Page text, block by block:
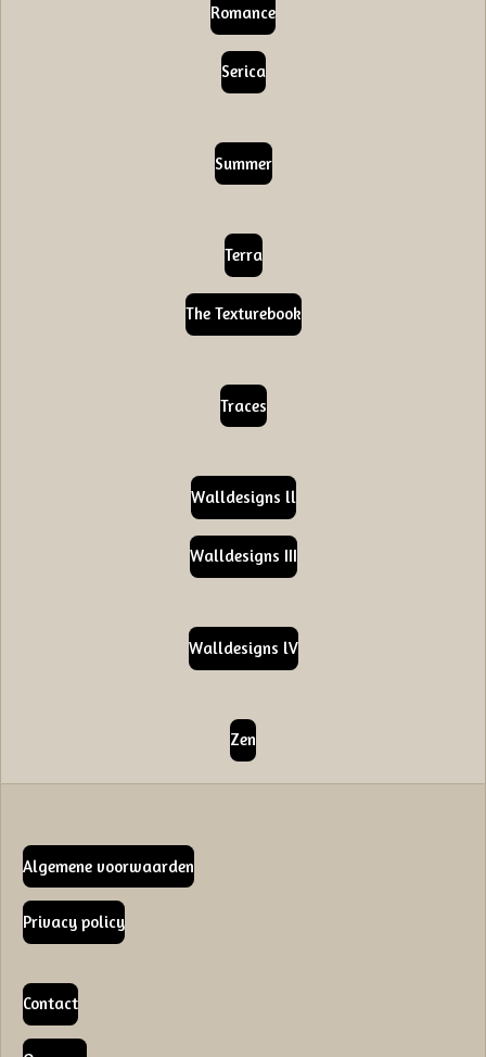
Romance
Serica
Summer
Terra
The Texturebook
Traces
Walldesigns ll
Walldesigns III
Walldesigns lV
Zen
Algemene voorwaarden
Privacy policy
Contact